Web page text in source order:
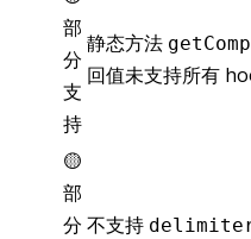
部
分
支
持
静态方法
回值未支持所有
🟡
部
分 不支持